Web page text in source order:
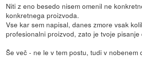
Niti z eno besedo nisem omenil ne
konkretnega proizvoda.
Vse kar sem napisal, danes zmore vsak
profesionalni proizvod, zato je tvoje
Še več - ne le v tem postu, tudi v nobenem